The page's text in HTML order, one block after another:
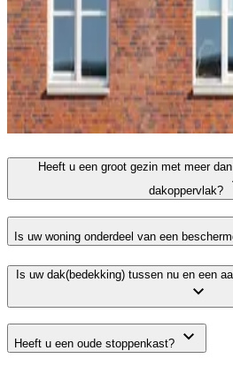
Heeft u een groot gezin met meer
dakoppervlak?
Is uw woning onderdeel van een
Heeft u een oude stoppenkast?